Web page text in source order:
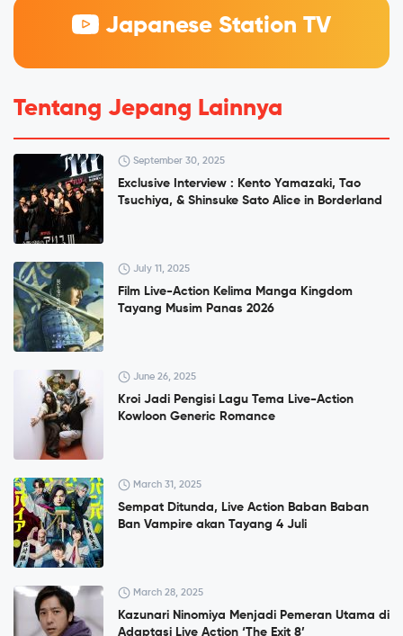
Japanese Station TV
Tentang Jepang Lainnya
September 30, 2025
Exclusive Interview : Kento Yamazaki, Tao
Tsuchiya, & Shinsuke Sato Alice in Borderland
July 11, 2025
Film Live-Action Kelima Manga Kingdom
Tayang Musim Panas 2026
June 26, 2025
Kroi Jadi Pengisi Lagu Tema Live-Action
Kowloon Generic Romance
March 31, 2025
Sempat Ditunda, Live Action Baban Baban
Ban Vampire akan Tayang 4 Juli
March 28, 2025
Kazunari Ninomiya Menjadi Pemeran Utama di
Adaptasi Live Action ‘The Exit 8’